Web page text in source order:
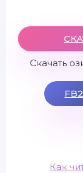
Скачать
FB2
Как